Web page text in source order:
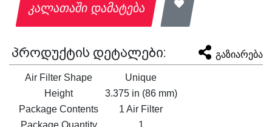
კალათაში დამატება
პროდუქტის დეტალები: გაზიარება
Air Filter Shape
Unique
Height
3.375 in (86 mm)
Package Contents
1 Air Filter
Package Quantity
1